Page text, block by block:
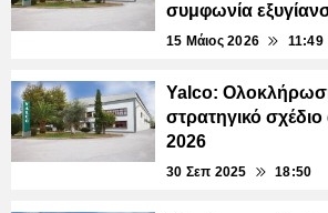
συμφωνία
15 Μάιος 2026 11:49
Yalco:
στρατηγικό
2026
30 Σεπ 2025 18:50